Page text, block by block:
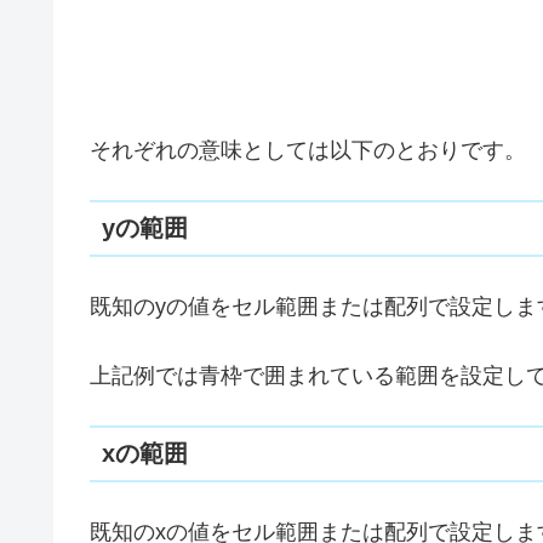
GROWTH関数は、以下の引数で構成されて